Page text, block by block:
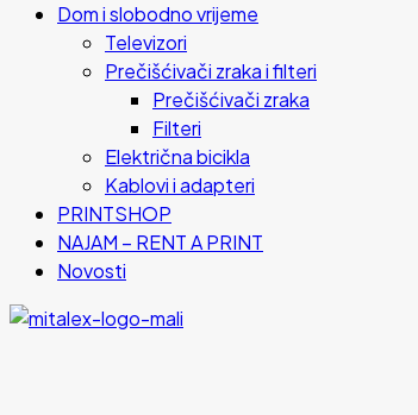
Dom i slobodno vrijeme
Televizori
Prečišćivači zraka i filteri
Prečišćivači zraka
Filteri
Električna bicikla
Kablovi i adapteri
PRINTSHOP
NAJAM – RENT A PRINT
Novosti